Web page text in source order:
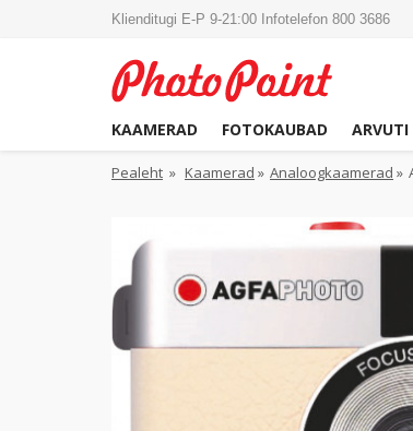
Klienditugi E-P 9-21:00 Infotelefon 800 3686
KAAMERAD FOTOKAUBAD
Pealeht » Kaamerad » Analoogkaamerad »